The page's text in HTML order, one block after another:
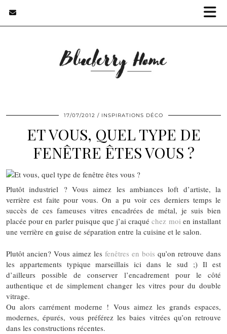
17/07/2012 INSPIRATIONS DÉCO
ET VOUS, QUEL TYPE DE
FENÊTRE ÊTES VOUS ?
Plutôt industriel ? Vous aimez les ambiances loft d’artiste, la
verrière est faite pour vous. On a pu voir ces derniers temps le
succès de ces fameuses vitres encadrées de métal, je suis bien
placée pour en parler puisque que j’ai craquéchez moi en installant
une verrière en guise de séparation entre la cuisine et le salon.
Plutôt ancien? Vous aimez les fenêtres en bois qu’on retrouve dans
les appartements typique marseillais ici dans le sud ;) Il est
d’ailleurs possible de conserver l’encadrement pour le côté
authentique et de simplement changer les vitres pour du double
vitrage.
Ou alors carrément moderne ! Vous aimez les grands espaces,
modernes, épurés, vous préférez les baies vitrées qu’on retrouve
dans les constructions récentes.